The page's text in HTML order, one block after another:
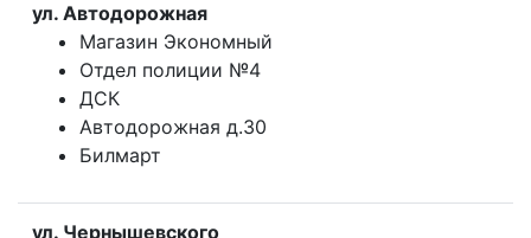
ул. Автодорожная
Магазин Экономный
Отдел полиции №4
ДСК
Автодорожная д.30
Билмарт
ул. Чернышевского